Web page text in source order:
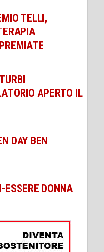
TELLI,
APERTO IL
DAY BEN
DONNA